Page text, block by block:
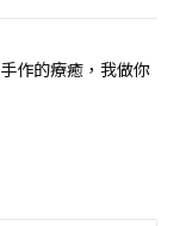
手作的療癒，我做你